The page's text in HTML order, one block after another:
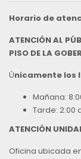
Horario de
ATENCIÓN AL
PISO DE LA
Únicamente los
Mañana:
Tarde: 2:00
ATENCIÓN
Oficina ubicada